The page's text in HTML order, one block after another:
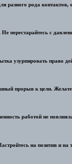
разного рода
перестарайтесь с
узурпировать право
прорыв к цели.
работой не
на позитив и на